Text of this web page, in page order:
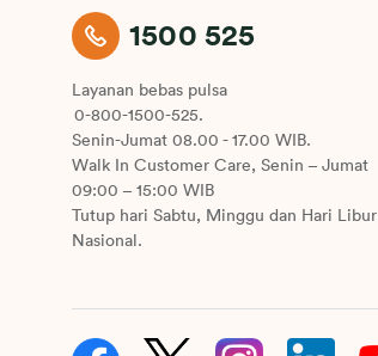
1500 525
Layanan bebas pulsa
0-800-1500-525.
Senin-Jumat 08.00 - 17.00 WIB.
Walk In Customer Care, Senin – Jumat
09:00 – 15:00 WIB
Tutup hari Sabtu, Minggu dan Hari Libur
Nasional.